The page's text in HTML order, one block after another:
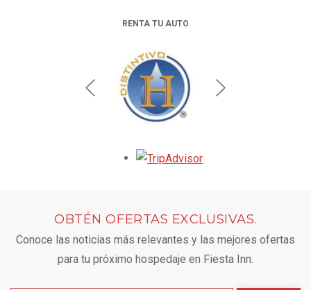
RENTA TU AUTO
OPENS IN A NEW TAB.
OBTÉN OFERTAS EXCLUSIVAS.
Conoce las noticias más relevantes y las mejores ofertas
para tu próximo hospedaje en Fiesta Inn.